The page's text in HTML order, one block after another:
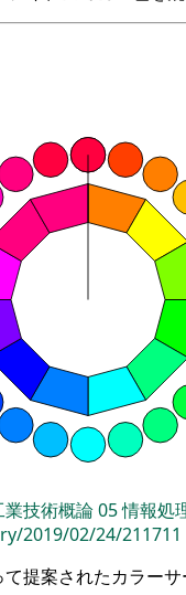
業技術概論05情報処
2019/02/24/211711
提案されたカラー